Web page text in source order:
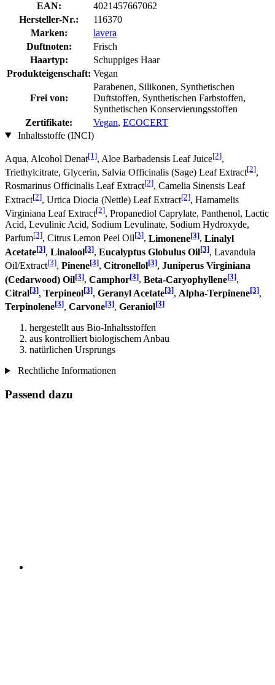
EAN:
4021457667062
Hersteller-Nr.:
116370
Marken:
lavera
Duftnoten:
Frisch
Haartyp:
Schuppiges Haar
Produkteigenschaft: Vegan
Frei von:
Parabenen, Silikonen, Synthetischen
Duftstoffen, Synthetischen Farbstoffen,
Synthetischen Konservierungsstoffen
Zertifikate:
Vegan, ECOCERT
Inhaltsstoffe (INCI)
Aqua, Alcohol Denat[1], Aloe Barbadensis Leaf Juice[2],
Triethylcitrate, Glycerin, Salvia Officinalis (Sage) Leaf Extract[2],
Rosmarinus Officinalis Leaf Extract[2], Camelia Sinensis Leaf
Extract[2], Urtica Diocia (Nettle) Leaf Extract[2], Hamamelis
Virginiana Leaf Extract[2], Propanediol Caprylate, Panthenol, Lactic
Acid, Levulinic Acid, Sodium Levulinate, Sodium Hydroxyde,
Parfum[3], Citrus Lemon Peel Oil[3], Limonene[3], Linalyl
Acetate[3], Linalool[3], Eucalyptus Globulus Oil[3], Lavandula
Oil/Extract[3], Pinene[3], Citronellol[3], Juniperus Virginiana
(Cedarwood) Oil[3], Camphor[3], Beta-Caryophyllene[3],
Citral[3], Terpineol[3], Geranyl Acetate[3], Alpha-Terpinene[3],
Terpinolene[3], Carvone[3], Geraniol[3]
hergestellt aus Bio-Inhaltsstoffen
aus kontrolliert biologischem Anbau
natürlichen Ursprungs
Rechtliche Informationen
Passend dazu